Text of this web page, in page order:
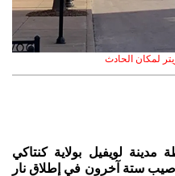
لمكان الحادث
مدينة لويفيل بولاية كنتاكي
ستة آخرون في إطلاق نار